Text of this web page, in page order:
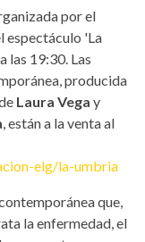
por el
espectáculo 'La
las 19:30. Las
producida
Laura Vega y
, están a la venta al
elg/la-umbria
que,
la enfermedad, el